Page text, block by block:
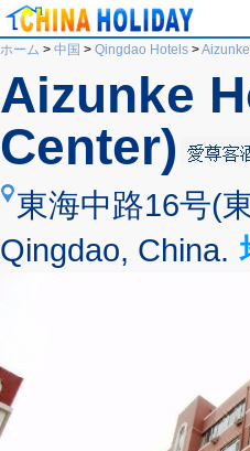
ホーム > 中国 > Qingdao Hotels >
Aizunke
Center)
東海中路16号(
Qingdao, China.